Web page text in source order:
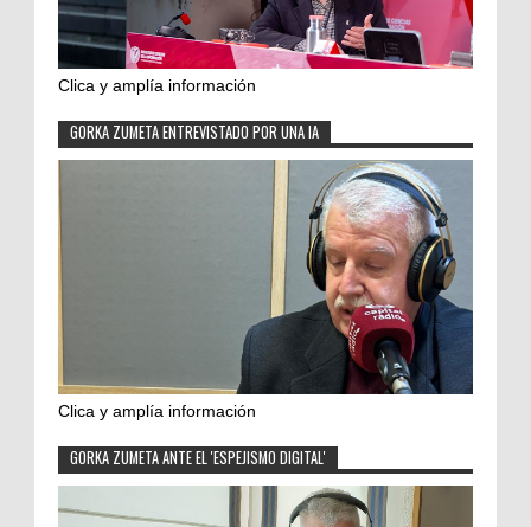
Clica y amplía información
GORKA ZUMETA ENTREVISTADO POR UNA IA
Clica y amplía información
GORKA ZUMETA ANTE EL 'ESPEJISMO DIGITAL'